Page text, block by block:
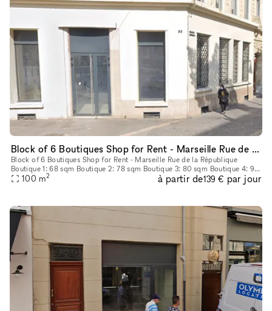
Block of 6 Boutiques Shop for Rent - Marseille Rue de la République
Block of 6 Boutiques Shop for Rent - Marseille Rue de la République
Boutique 1: 68 sqm Boutique 2: 78 sqm Boutique 3: 80 sqm Boutique 4: 90
sqm Boutique 5: 124 sqm Boutique 6: 135 sqm
100 m2 à partir de139 € par jour